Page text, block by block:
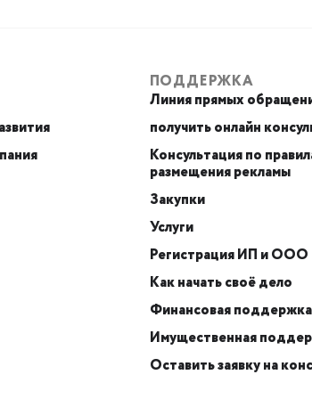
ПОДДЕРЖКА
Линия прямых
получить онлайн
Консультация по
размещения рекламы
Закупки
Услуги
Регистрация ИП и ООО
Как начать своё дело
Финансовая поддержка
Имущественная
Оставить заявку на